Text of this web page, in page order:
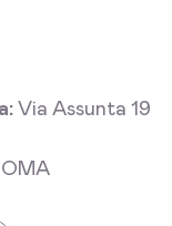
Via Assunta 19